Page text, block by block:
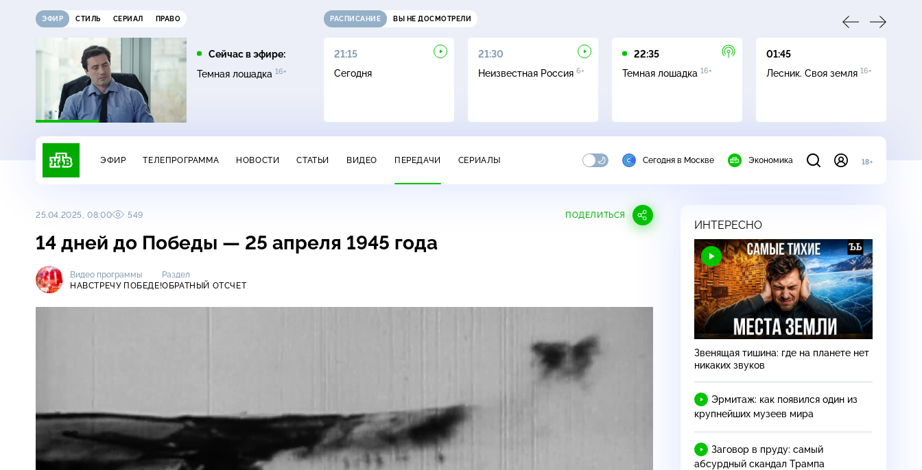
ЭФИР СТИЛЬ СЕРИАЛ ПРАВО
Сейчас в эфире:
Темная лошадка 16+
РАСПИСАНИЕ ВЫ НЕ ДОСМОТРЕЛИ
Сегодня
17:00
Невский. Чужой среди
21:15
Сегодня
21:30
Неизвестная Россия 6+
22:35
Темная лошадка 16+
01:45
Лесник. Своя земля 16+
ЭФИР ТЕЛЕПРОГРАММА НОВОСТИ СТАТЬИ ВИДЕО ПЕРЕДАЧИ СЕРИАЛЫ Сегодня в Москве Экономика 18+
25.04.2025, 08:00 549 ПОДЕЛИТЬСЯ
14 дней до Победы — 25 апреля 1945 года
Видео программы
НАВСТРЕЧУ ПОБЕДЕ!
Раздел
ОБРАТНЫЙ ОТСЧЕТ
ИНТЕРЕСНО
Звенящая тишина: где на планете нет
никаких звуков
Эрмитаж: как появился один из
крупнейших музеев мира
Заговор в пруду: самый
абсурдный скандал Трампа